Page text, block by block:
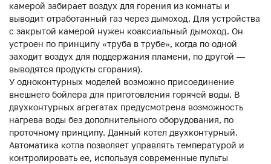
камерой забирает воздух для горения из комнаты и
выводит отработанный газ через дымоход. Для устройства
с закрытой камерой нужен коаксиальный дымоход. Он
устроен по принципу «труба в трубе», когда по одной
заходит воздух для поддержания пламени, по другой —
выводятся продукты сгорания).
У одноконтурных моделей возможно присоединение
внешнего бойлера для приготовления горячей воды. В
двухконтурных агрегатах предусмотрена возможность
нагрева воды без дополнительного оборудования, по
проточному принципу. Данный котел двухконтурный.
Автоматика котла позволяет управлять температурой и
контролировать ее, используя современные пульты